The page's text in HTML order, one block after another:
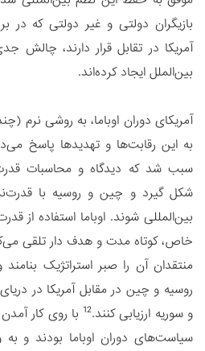
بازیگران دولتی و غیر دولتی که در
آمریکا در تقابل قرار دارند، چالش
بین‌الملل ایجاد کرده‌اند.
آمریکای دوران اوباما، به روشی نرم
به این رقابت‌ها و تهدیدها پاسخ
سبب شد که دیدگاه و محاسبات
شکل گیرد و چین و روسیه با
بین‌المللی شوند. اوباما استفاده از
خاص، کوتاه مدت و هدف دار تلقی
منتقدان آن را صبر استراتژیک
روسیه و چین در مقابل آمریکا در
و سوریه ارزیابی کنند.12 با روی کار
سیاست‌های دوران اوباما بودند و به